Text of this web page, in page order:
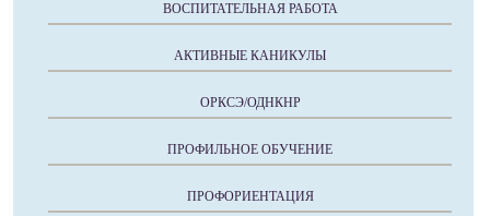
ВОСПИТАТЕЛЬНАЯ РАБОТА
АКТИВНЫЕ КАНИКУЛЫ
ОРКСЭ/ОДНКНР
ПРОФИЛЬНОЕ ОБУЧЕНИЕ
ПРОФОРИЕНТАЦИЯ